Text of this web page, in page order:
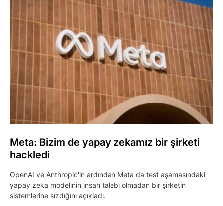
Meta: Bizim de yapay zekamız bir şirketi
hackledi
OpenAI ve Anthropic'in ardından Meta da test aşamasındaki
yapay zeka modelinin insan talebi olmadan bir şirketin
sistemlerine sızdığını açıkladı.